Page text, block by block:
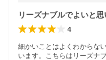
リーズナブルでよいと思
4
細かいことはよくわからな
います。こちらはリーズナ